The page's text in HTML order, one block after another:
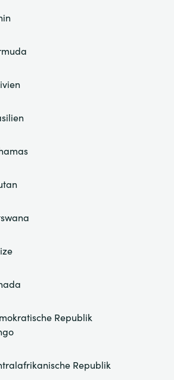
Republik
Republik